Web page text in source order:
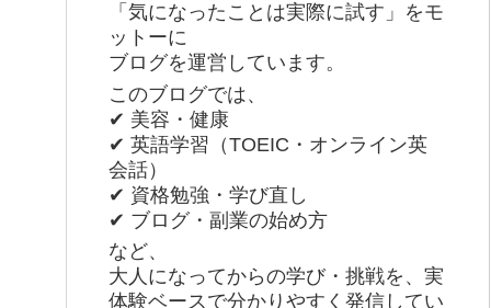
「気になったことは実際に試す」をモ
ットーに
ブログを運営しています。
このブログでは、
✔ 美容・健康
✔ 英語学習（TOEIC・オンライン英
会話）
✔ 資格勉強・学び直し
✔ ブログ・副業の始め方
など、
大人になってからの学び・挑戦を、実
体験ベースで分かりやすく発信してい